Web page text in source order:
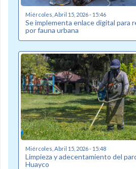
Miércoles, Abril 15, 2026 - 15:46
Se implementa enlace digital para
por fauna urbana
Miércoles, Abril 15, 2026 - 15:48
Limpieza y adecentamiento del
Huayco